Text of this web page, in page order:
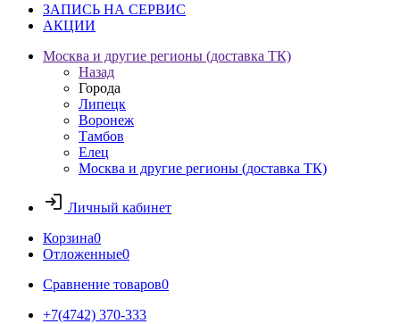
ЗАПИСЬ НА СЕРВИС
АКЦИИ
Москва и другие регионы (доставка ТК)
Назад
Города
Липецк
Воронеж
Тамбов
Елец
Москва и другие регионы (доставка ТК)
Личный кабинет
Корзина0
Отложенные0
Сравнение товаров0
+7(4742) 370-333